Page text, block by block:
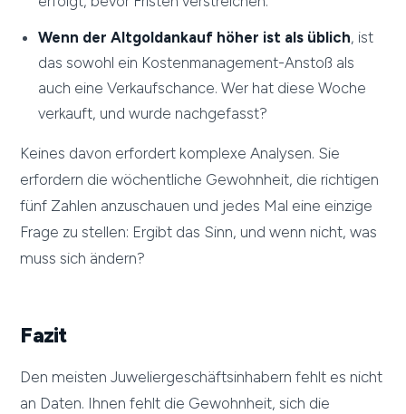
Wenn der Altgoldankauf höher ist als üblich, ist
das sowohl ein Kostenmanagement-Anstoß als
auch eine Verkaufschance. Wer hat diese Woche
verkauft, und wurde nachgefasst?
Keines davon erfordert komplexe Analysen. Sie
erfordern die wöchentliche Gewohnheit, die richtigen
fünf Zahlen anzuschauen und jedes Mal eine einzige
Frage zu stellen: Ergibt das Sinn, und wenn nicht, was
muss sich ändern?
Fazit
Den meisten Juweliergeschäftsinhabern fehlt es nicht
an Daten. Ihnen fehlt die Gewohnheit, sich die